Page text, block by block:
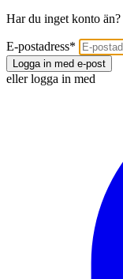
Har du inget konto än?
E-postadress*
Logga in med e-post
eller logga in med